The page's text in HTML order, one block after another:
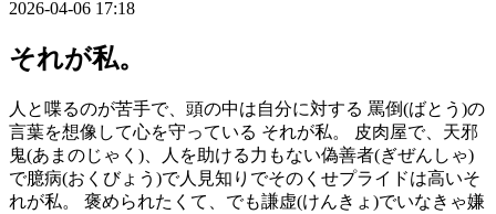
2026-04-06 17:18
それが私。
人と喋るのが苦手で、頭の中は自分に対する 罵倒(ばとう)の
言葉を想像して心を守っている それが私。 皮肉屋で、天邪
鬼(あまのじゃく)、人を助ける力もない偽善者(ぎぜんしゃ)
で臆病(おくびょう)で人見知りでそのくせプライドは高いそ
れが私。 褒められたくて、でも謙虚(けんきょ)でいなきゃ嫌